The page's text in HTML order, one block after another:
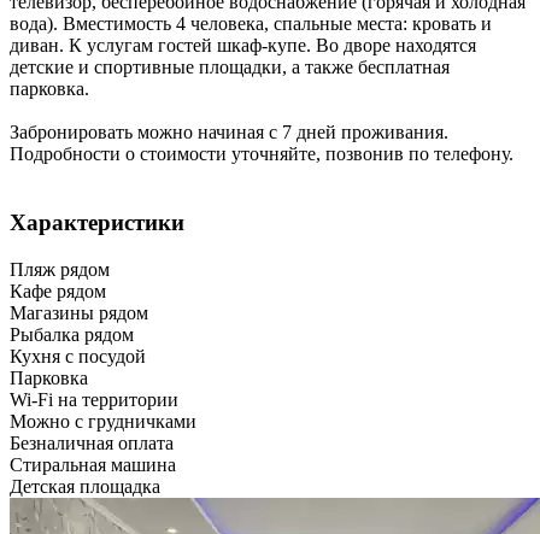
вода). Вместимость 4 человека, спальные места: кровать и
диван. К услугам гостей шкаф-купе. Во дворе находятся
детские и спортивные площадки, а также бесплатная
парковка.
Забронировать можно начиная с 7 дней проживания.
Подробности о стоимости уточняйте, позвонив по телефону.
Характеристики
Пляж рядом
Кафе рядом
Магазины рядом
Рыбалка рядом
Кухня с посудой
Парковка
Wi-Fi на территории
Можно с грудничками
Безналичная оплата
Стиральная машина
Детская площадка